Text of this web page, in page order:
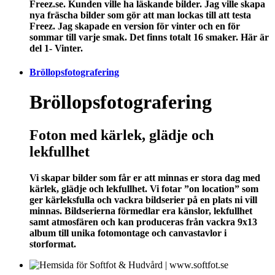
Freez.se. Kunden ville ha läskande bilder. Jag ville skapa
nya fräscha bilder som gör att man lockas till att testa
Freez. Jag skapade en version för vinter och en för
sommar till varje smak. Det finns totalt 16 smaker. Här är
del 1- Vinter.
Bröllopsfotografering
Bröllopsfotografering
Foton med kärlek, glädje och
lekfullhet
Vi skapar bilder som får er att minnas er stora dag med
kärlek, glädje och lekfullhet. Vi fotar ”on location” som
ger kärleksfulla och vackra bildserier på en plats ni vill
minnas. Bildserierna förmedlar era känslor, lekfullhet
samt atmosfären och kan produceras från vackra 9x13
album till unika fotomontage och canvastavlor i
storformat.